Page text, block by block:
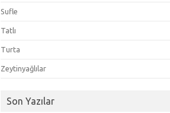
Sufle
Tatlı
Turta
Zeytinyağlılar
Son Yazılar